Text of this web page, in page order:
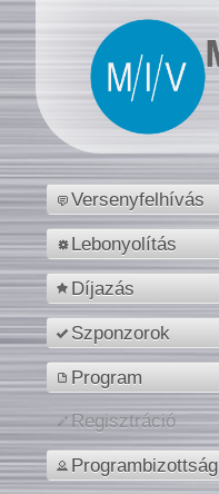
Versenyfelhívás
Lebonyolítás
Díjazás
Szponzorok
Program
Regisztráció
Programbizottság